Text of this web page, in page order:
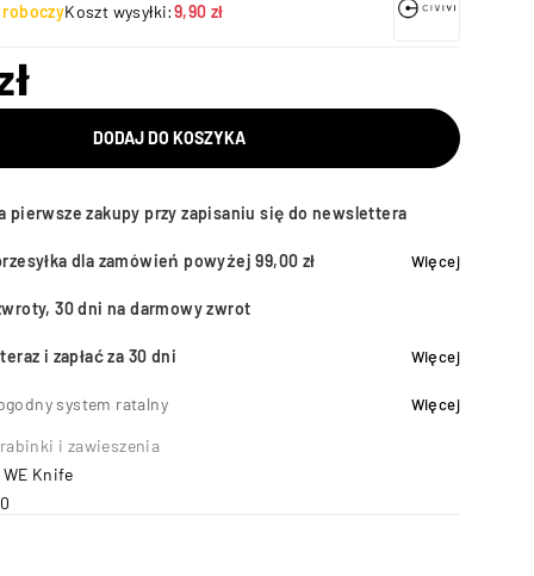
Koszt wysyłki:9,90 zł
DODAJ DO KOSZYKA
pierwsze zakupy przy zapisaniu się do newslettera
dla zamówień powyżej 99,00 zł Więcej
30 dni na darmowy zwrot
i zapłać za 30 dni Więcej
system ratalny Więcej
i zawieszenia
Knife